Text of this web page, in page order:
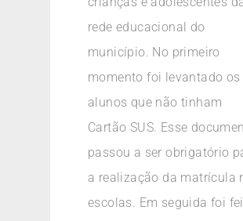
rede educacional do
município. No primeiro
momento foi levantado os
alunos que não tinham
Cartão SUS. Esse
passou a ser obrigatório
a realização da matrícula
escolas. Em seguida foi